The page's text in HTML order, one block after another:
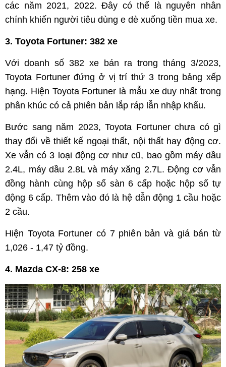
các năm 2021, 2022. Đây có thể là nguyên nhân
chính khiến người tiêu dùng e dè xuống tiền mua xe.
3. Toyota Fortuner: 382 xe
Với doanh số 382 xe bán ra trong tháng 3/2023,
Toyota Fortuner đứng ở vị trí thứ 3 trong bảng xếp
hạng. Hiện Toyota Fortuner là mẫu xe duy nhất trong
phân khúc có cả phiên bản lắp ráp lẫn nhập khẩu.
Bước sang năm 2023, Toyota Fortuner chưa có gì
thay đổi về thiết kế ngoại thất, nội thất hay động cơ.
Xe vẫn có 3 loại động cơ như cũ, bao gồm máy dầu
2.4L, máy dầu 2.8L và máy xăng 2.7L. Động cơ vẫn
đồng hành cùng hộp số sàn 6 cấp hoặc hộp số tự
động 6 cấp. Thêm vào đó là hệ dẫn động 1 cầu hoặc
2 cầu.
Hiện Toyota Fortuner có 7 phiên bản và giá bán từ
1,026 - 1,47 tỷ đồng.
4. Mazda CX-8: 258 xe